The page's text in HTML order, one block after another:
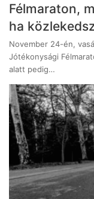
Félmaraton,
ha
November 24-én,
Jótékonysági
alatt pedig…